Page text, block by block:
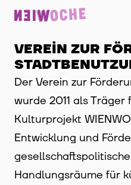
VEREIN ZUR
Der Verein zur
wurde 2011 als Träger
Kulturprojekt
Entwicklung und
Handlungsräume für